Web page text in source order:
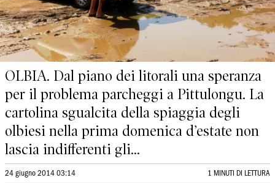
OLBIA. Dal piano dei litorali una speranza
per il problema parcheggi a Pittulongu. La
cartolina sgualcita della spiaggia degli
olbiesi nella prima domenica d’estate non
lascia indifferenti gli...
24 giugno 2014 03:14 1 MINUTI DI LETTURA